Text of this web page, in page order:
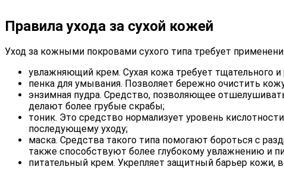
Правила ухода за сухой кожей
Уход за кожными покровами сухого типа требует
увлажняющий крем. Сухая кожа требует тщательного и
пенка для умывания. Позволяет бережно очистить
энзимная пудра. Средство, позволяющее
делают более грубые скрабы;
тоник. Это средство нормализует уровень
последующему уходу;
маска. Средства такого типа помогают бороться с
также способствуют более глубокому увлажнению и
питательный крем. Укрепляет защитный барьер кожи,